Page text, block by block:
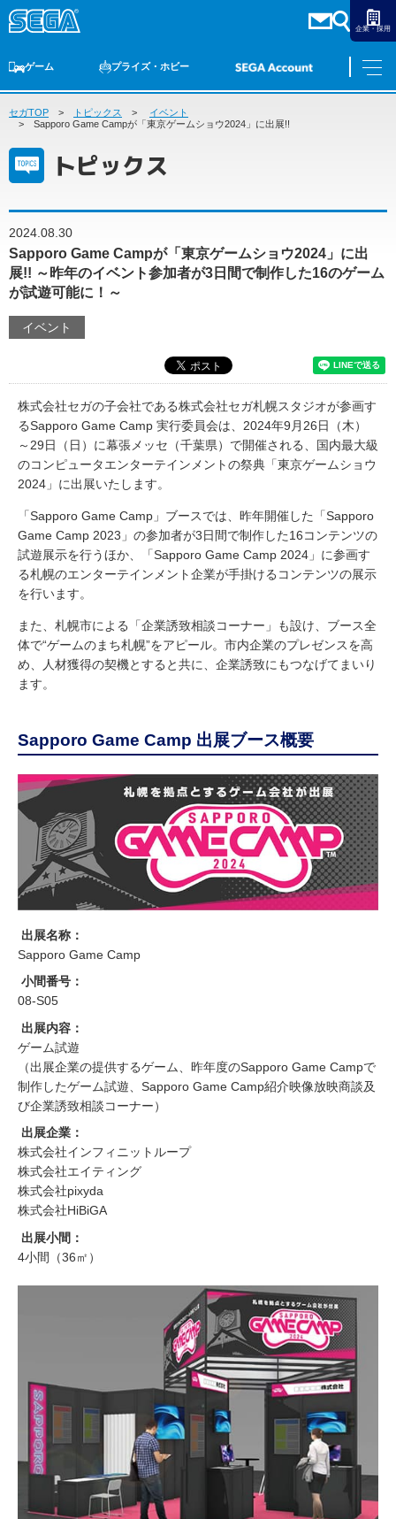
企業・採用
ゲーム
ゲームTOP 家庭用ゲーム PCゲーム
プライズ・ホビー
プライズ トイ S-FIRE セガ ラッキーくじ
オンライン
ゲーム
ゲームTOP
家庭用ゲーム
スマホゲーム
アーケードゲーム
プライズ・ホビー
トイ
S-FIRE
セガ ラッキーくじ
セガ ラッキーくじ
ダーツ
セガTOP トピックス
イベント
Sapporo Game Campが「東京ゲームショウ2024」に出展!!
トピックス
2024.08.30
Sapporo Game Campが「東京ゲームショウ2024」に出
展!! ～昨年のイベント参加者が3日間で制作した16のゲーム
が試遊可能に！～
イベント
株式会社セガの子会社である株式会社セガ札幌スタジオが参画す
るSapporo Game Camp 実行委員会は、2024年9月26日（木）
～29日（日）に幕張メッセ（千葉県）で開催される、国内最大級
のコンピュータエンターテインメントの祭典「東京ゲームショウ
2024」に出展いたします。
「Sapporo Game Camp」ブースでは、昨年開催した「Sapporo
Game Camp 2023」の参加者が3日間で制作した16コンテンツの
試遊展示を行うほか、「Sapporo Game Camp 2024」に参画す
る札幌のエンターテインメント企業が手掛けるコンテンツの展示
を行います。
また、札幌市による「企業誘致相談コーナー」も設け、ブース全
体で“ゲームのまち札幌”をアピール。市内企業のプレゼンスを高
め、人材獲得の契機とすると共に、企業誘致にもつなげてまいり
ます。
Sapporo Game Camp 出展ブース概要
出展名称：
Sapporo Game Camp
小間番号：
08-S05
出展内容：
ゲーム試遊
（出展企業の提供するゲーム、昨年度のSapporo Game Campで
制作したゲーム試遊、Sapporo Game Camp紹介映像放映商談及
び企業誘致相談コーナー）
出展企業：
株式会社インフィニットループ
株式会社エイティング
株式会社pixyda
株式会社HiBiGA
出展小間：
4小間（36㎡）